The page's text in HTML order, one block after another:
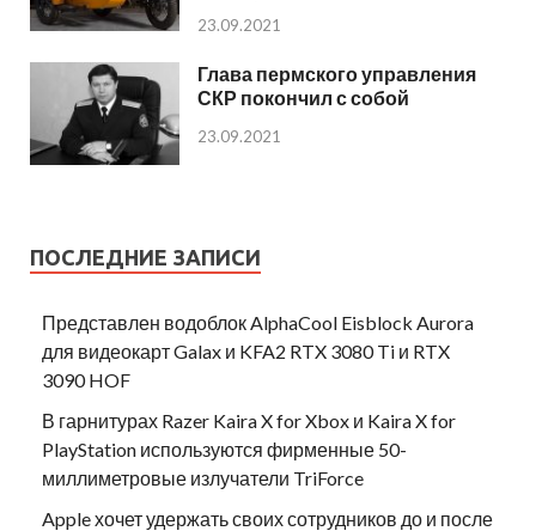
23.09.2021
Глава пермского управления
СКР покончил с собой
23.09.2021
ПОСЛЕДНИЕ ЗАПИСИ
Представлен водоблок AlphaCool Eisblock Aurora
для видеокарт Galax и KFA2 RTX 3080 Ti и RTX
3090 HOF
В гарнитурах Razer Kaira X for Xbox и Kaira X for
PlayStation используются фирменные 50-
миллиметровые излучатели TriForce
Apple хочет удержать своих сотрудников до и после